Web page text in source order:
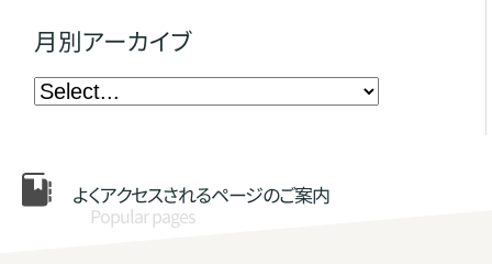
月別アーカイブ
よくアクセスされるページのご案内
Popular pages